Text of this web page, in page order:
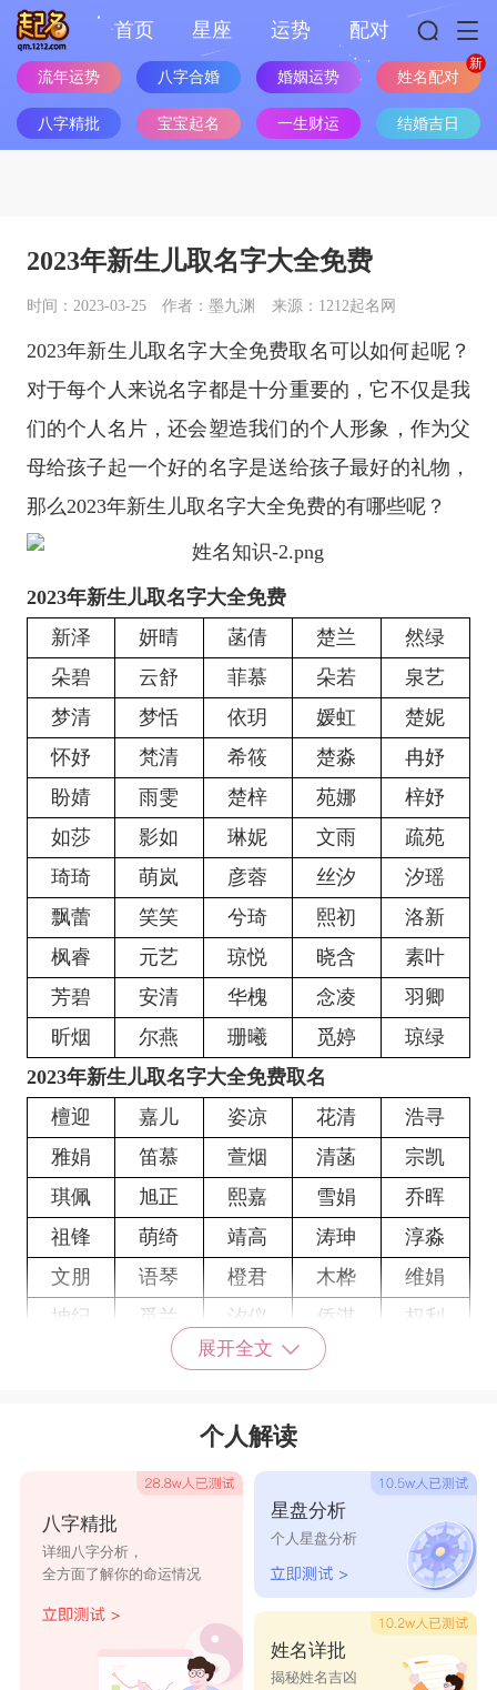
首页 星座 运势 配对
流年运势 八字合婚 婚姻运势 姓名配对
八字精批 宝宝起名 一生财运 结婚吉日
2023年新生儿取名字大全免费
时间：2023-03-25 作者：墨九渊 来源：1212起名网
2023年新生儿取名字大全免费取名可以如何起呢？
对于每个人来说名字都是十分重要的，它不仅是我
们的个人名片，还会塑造我们的个人形象，作为父
母给孩子起一个好的名字是送给孩子最好的礼物，
那么2023年新生儿取名字大全免费的有哪些呢？
2023年新生儿取名字大全免费
新泽
妍晴 菡倩 楚兰
然绿
朵碧
云舒 菲慕 朵若
泉艺
梦清
梦恬 依玥 媛虹
楚妮
怀妤
梵清 希筱 楚淼
冉妤
盼婧
雨雯 楚梓 苑娜
梓妤
如莎
影如 琳妮 文雨
疏苑
琦琦
萌岚 彦蓉 丝汐
汐瑶
飘蕾
笑笑 兮琦 熙初
洛新
枫睿
元艺 琼悦 晓含
素叶
芳碧
安清 华槐 念凌
羽卿
昕烟
尔燕 珊曦 觅婷
琼绿
2023年新生儿取名字大全免费取名
檀迎
嘉儿 姿凉 花清
浩寻
雅娟
笛慕 萱烟 清菡
宗凯
琪佩
旭正 熙嘉 雪娟
乔晖
祖锋
萌绮 靖高 涛珅
淳淼
文朋
语琴 橙君 木桦
维娟
坤纪
觅兰 汐仪 侨淇
权利
虹樱 杨韵 秋爽
邦吉
湘振 碧翊 金家
权芷
全瀚
弘卿
罡广
跃晞
彬仲
展开全文
个人解读
八字精批
详细八字分析，
全方面了解你的命运情况
星盘分析
个人星盘分析
姓名详批
揭秘姓名吉凶